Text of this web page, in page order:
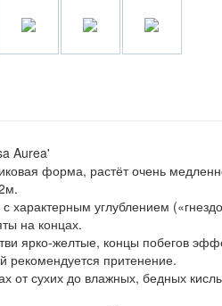
Aurea'
форма, растёт очень
с характерным углублением
на концах.
ярко-желтые, концы побегов
притенение.
от сухих до влажных, бедных